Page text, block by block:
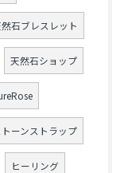
石ブレスレット
天然石ショップ
ーンストラップ
ヒーリング